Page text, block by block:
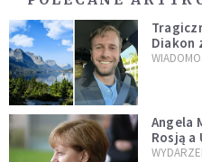
Diakon
Angela
Rosją a